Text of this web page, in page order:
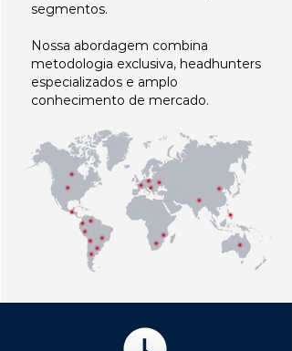
segmentos.
Nossa abordagem combina
metodologia exclusiva, headhunters
especializados e amplo
conhecimento de mercado.